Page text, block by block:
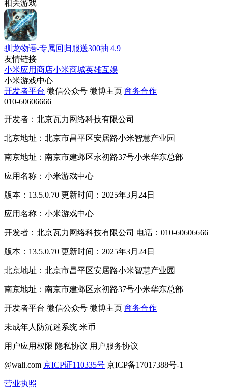
相关游戏
驯龙物语-专属回归服送300抽 4.9
友情链接
小米应用商店小米商城英雄互娱
小米游戏中心
开发者平台 微信公众号 微博主页 商务合作
010-60606666
开发者：北京瓦力网络科技有限公司
北京地址：北京市昌平区安居路小米智慧产业园
南京地址：南京市建邺区永初路37号小米华东总部
应用名称：小米游戏中心
版本：13.5.0.70 更新时间：2025年3月24日
应用名称：小米游戏中心
开发者：北京瓦力网络科技有限公司 电话：010-60606666
版本：13.5.0.70 更新时间：2025年3月24日
北京地址：北京市昌平区安居路小米智慧产业园
南京地址：南京市建邺区永初路37号小米华东总部
开发者平台 微信公众号 微博主页 商务合作
未成年人防沉迷系统 米币
用户应用权限 隐私协议 用户服务协议
@wali.com 京ICP证110335号 京ICP备17017388号-1
营业执照